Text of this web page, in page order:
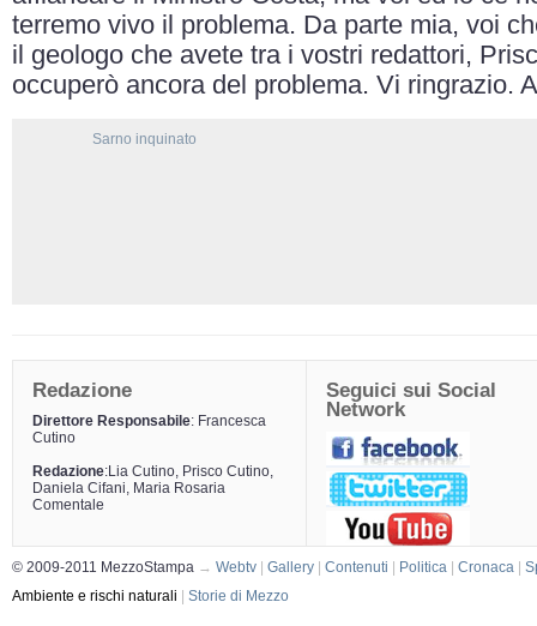
terremo vivo il problema. Da parte mia, voi
il geologo che avete tra i vostri redattori,
occuperò ancora del problema. Vi ringrazio.
Sarno inquinato
Redazione
Direttore Responsabile: Francesca
Cutino
Redazione:Lia Cutino, Prisco Cutino,
Daniela Cifani, Maria Rosaria
Comentale
Seguici sui Social
Network
© 2009-2011 MezzoStampa → Webtv Gallery Contenuti Politica Cronaca
Ambiente e rischi naturali Storie di Mezzo